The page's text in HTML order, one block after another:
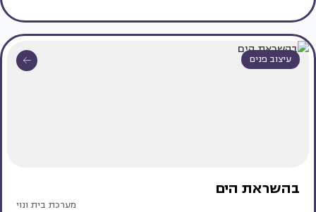
עיצוב פנים
בהשראת הים
מערכת בית ונוי